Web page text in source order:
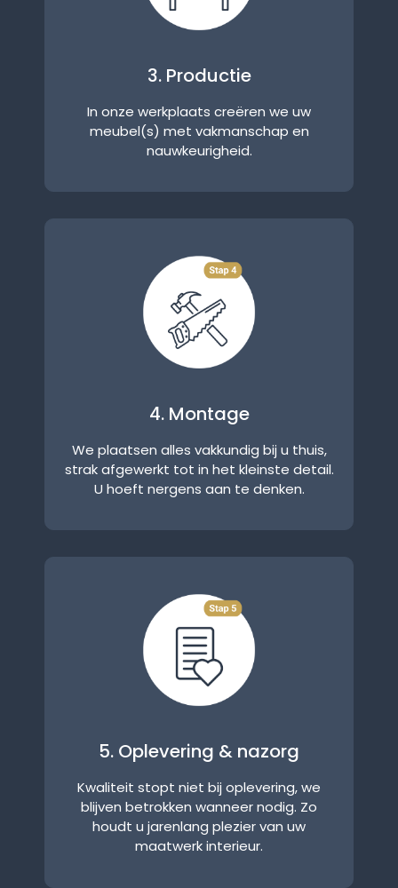
3. Productie
In onze werkplaats creëren we uw
meubel(s) met vakmanschap en
nauwkeurigheid.
4. Montage
We plaatsen alles vakkundig bij u thuis,
strak afgewerkt tot in het kleinste detail.
U hoeft nergens aan te denken.
5. Oplevering & nazorg
Kwaliteit stopt niet bij oplevering, we
blijven betrokken wanneer nodig. Zo
houdt u jarenlang plezier van uw
maatwerk interieur.